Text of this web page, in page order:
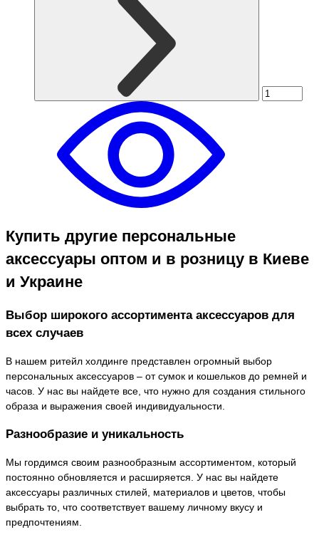
Купить другие персональные
аксессуары оптом и в розницу в Киеве
и Украине
Выбор широкого ассортимента аксессуаров для
всех случаев
В нашем ритейл холдинге представлен огромный выбор
персональных аксессуаров – от сумок и кошельков до ремней и
часов. У нас вы найдете все, что нужно для создания стильного
образа и выражения своей индивидуальности.
Разнообразие и уникальность
Мы гордимся своим разнообразным ассортиментом, который
постоянно обновляется и расширяется. У нас вы найдете
аксессуары различных стилей, материалов и цветов, чтобы
выбрать то, что соответствует вашему личному вкусу и
предпочтениям.